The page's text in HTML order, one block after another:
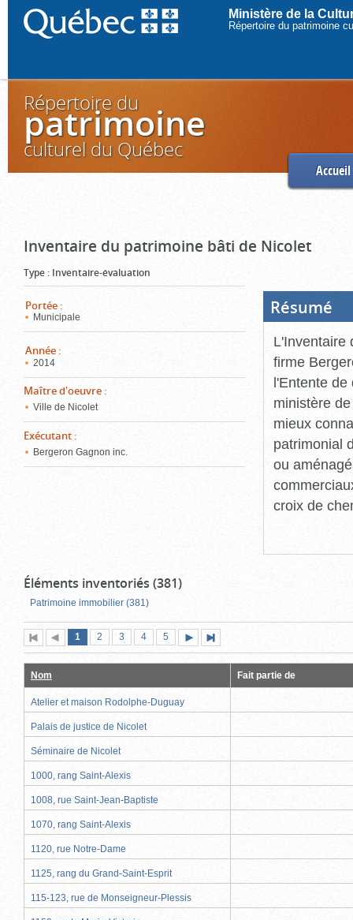
Ministère de la
Répertoire du patrimoine
Répertoire du
patrimoine
culturel du Québec
Accueil
Inventaire du patrimoine bâti de Nicolet
Type : Inventaire-évaluation
Portée :
Municipale
Année :
2014
Maître d'oeuvre :
Ville de Nicolet
Exécutant :
Bergeron Gagnon inc.
Résumé
L'Inventaire
firme
l'Entente de
ministère
mieux
patrimonial
ou
croix de
Éléments inventoriés (381)
Patrimoine immobilier (381)
Première
page
Page
précédente
Page
1 (page
actuelle)
Page
2 Page
3 Page
4 Page
5
suivante
page
Nom Fait partie de
Atelier et maison Rodolphe-Duguay
Palais de justice de Nicolet
Séminaire de Nicolet
1000, rang Saint-Alexis
1008, rue Saint-Jean-Baptiste
1070, rang Saint-Alexis
1120, rue Notre-Dame
1125, rang du Grand-Saint-Esprit
115-123, rue de Monseigneur-Plessis